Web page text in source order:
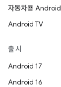
자동차용 Android
Android TV
출시
Android 17
Android 16